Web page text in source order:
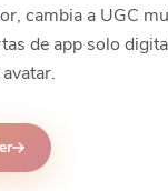
cambia a UGC
de app solo